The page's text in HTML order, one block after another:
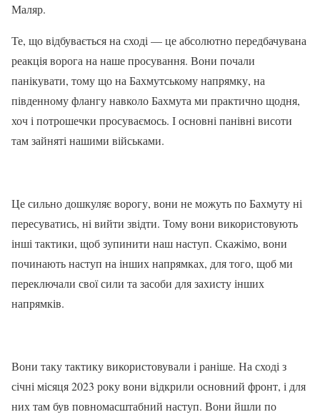
Маляр.
Те, що відбувається на сході — це абсолютно передбачувана
реакція ворога на наше просування. Вони почали
панікувати, тому що на Бахмутському напрямку, на
південному флангу навколо Бахмута ми практично щодня,
хоч і потрошечки просуваємось. І основні панівні висоти
там зайняті нашими військами.
Це сильно дошкуляє ворогу, вони не можуть по Бахмуту ні
пересуватись, ні вийти звідти. Тому вони використовують
інші тактики, щоб зупинити наш наступ. Скажімо, вони
починають наступ на інших напрямках, для того, щоб ми
переключали свої сили та засоби для захисту інших
напрямків.
Вони таку тактику використовували і раніше. На сході з
січні місяця 2023 року вони відкрили основний фронт, і для
них там був повномасштабний наступ. Вони йшли по